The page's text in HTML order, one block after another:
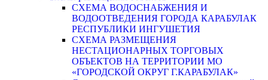
СХЕМА ВОДОСНАБЖЕНИЯ И
ВОДООТВЕДЕНИЯ ГОРОДА КАРАБУЛАК
РЕСПУБЛИКИ ИНГУШЕТИЯ
СХЕМА РАЗМЕЩЕНИЯ
НЕСТАЦИОНАРНЫХ ТОРГОВЫХ
ОБЪЕКТОВ НА ТЕРРИТОРИИ МО
«ГОРОДСКОЙ ОКРУГ Г.КАРАБУЛАК»